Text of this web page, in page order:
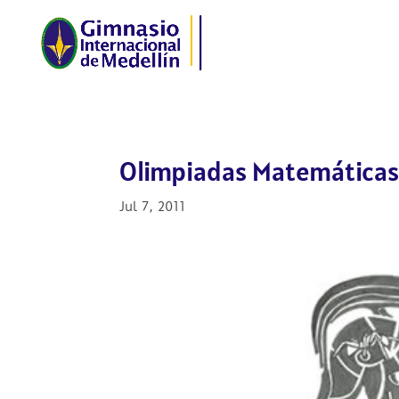
Olimpiadas Matemáticas
Jul 7, 2011